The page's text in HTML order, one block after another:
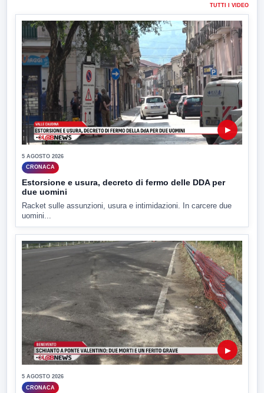
TUTTI I VIDEO
▶
5 AGOSTO 2026
CRONACA
Estorsione e usura, decreto di fermo delle DDA per
due uomini
Racket sulle assunzioni, usura e intimidazioni. In carcere due
uomini...
▶
5 AGOSTO 2026
CRONACA